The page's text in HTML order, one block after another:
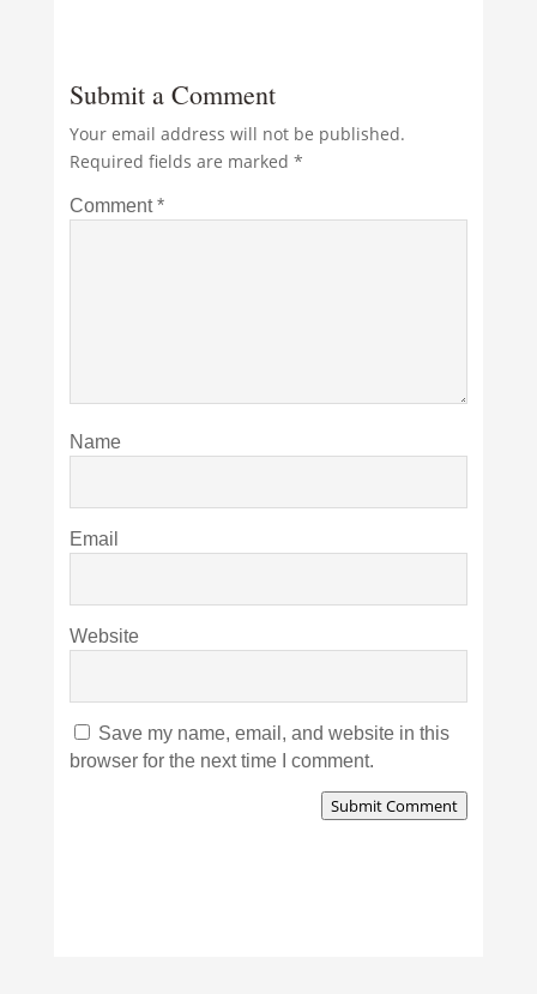
Submit a Comment
Your email address will not be published.
Required fields are marked*
Comment*
Name
Email
Website
Save my name, email, and website in this
browser for the next time I comment.
Submit Comment